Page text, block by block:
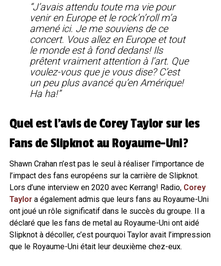
“J’avais attendu toute ma vie pour
venir en Europe et le rock’n’roll m’a
amené ici. Je me souviens de ce
concert. Vous allez en Europe et tout
le monde est à fond dedans! Ils
prêtent vraiment attention à l’art. Que
voulez-vous que je vous dise? C’est
un peu plus avancé qu’en Amérique!
Ha ha!”
Quel est l’avis de Corey Taylor sur les
Fans de Slipknot au Royaume-Uni?
Shawn Crahan n’est pas le seul à réaliser l’importance de
l’impact des fans européens sur la carrière de Slipknot.
Lors d’une interview en 2020 avec Kerrang! Radio, Corey
Taylora également admis que leurs fans au Royaume-Uni
ont joué un rôle significatif dans le succès du groupe. Il a
déclaré que les fans de metal au Royaume-Uni ont aidé
Slipknot à décoller, c’est pourquoi Taylor avait l’impression
que le Royaume-Uni était leur deuxième chez-eux.